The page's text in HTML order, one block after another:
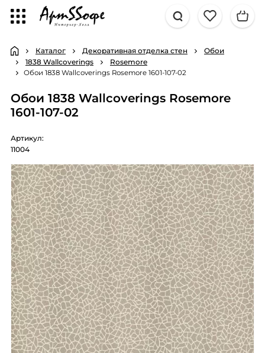
Каталог Декоративная отделка стен
Обои
1838 Wallcoverings
Rosemore
Обои 1838 Wallcoverings Rosemore 1601-107-02
Обои 1838 Wallcoverings Rosemore
1601-107-02
Артикул:
11004